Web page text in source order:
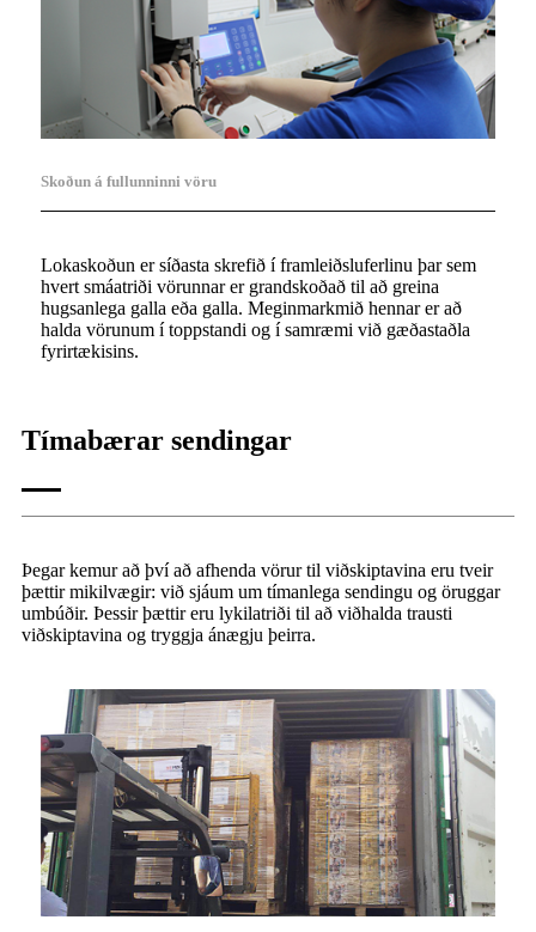
Skoðun á fullunninni vöru
Lokaskoðun er síðasta skrefið í framleiðsluferlinu þar sem
hvert smáatriði vörunnar er grandskoðað til að greina
hugsanlega galla eða galla. Meginmarkmið hennar er að
halda vörunum í toppstandi og í samræmi við gæðastaðla
fyrirtækisins.
Tímabærar sendingar
Þegar kemur að því að afhenda vörur til viðskiptavina eru tveir
þættir mikilvægir: við sjáum um tímanlega sendingu og öruggar
umbúðir. Þessir þættir eru lykilatriði til að viðhalda trausti
viðskiptavina og tryggja ánægju þeirra.